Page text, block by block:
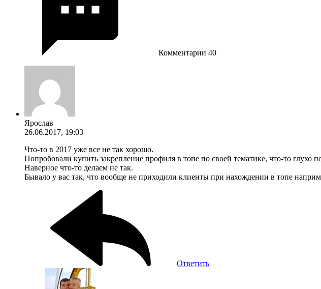
Комментарии 40
Ярослав
26.06.2017, 19:03
Что-то в 2017 уже все не так хорошо.
Попробовали купить закрепление профиля в топе по своей тематике, что-то глухо
Наверное что-то делаем не так.
Бывало у вас так, что вообще не приходили клиенты при нахождении в топе
Ответить